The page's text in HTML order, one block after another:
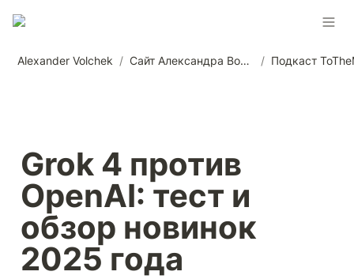
Alexander Volchek / Сайт Александра Волчека / Подкаст
Grok 4 против
OpenAI: тест и
обзор новинок
2025 года